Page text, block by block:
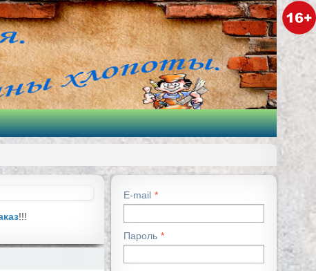
!!!
E-mail
Пароль